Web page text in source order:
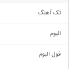
تک آهنگ
اجتماعی
البوم
فول البوم